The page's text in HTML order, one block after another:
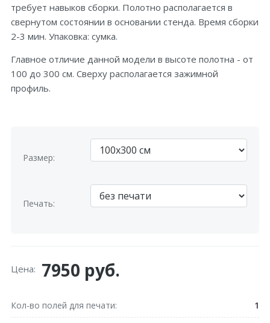
требует навыков сборки. Полотно располагается в
свернутом состоянии в основании стенда. Время сборки
2-3 мин. Упаковка: сумка.
Главное отличие данной модели в высоте полотна - от
100 до 300 см. Сверху располагается зажимной
профиль.
Размер:
Печать:
Цена: 7950 руб.
Кол-во полей для печати 1